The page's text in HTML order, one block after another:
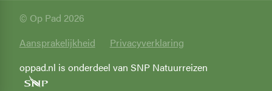
© Op Pad 2026
Privacy
Aansprakelijkheid
Privacyverklaring
oppad.nl is onderdeel van SNP Natuurreizen